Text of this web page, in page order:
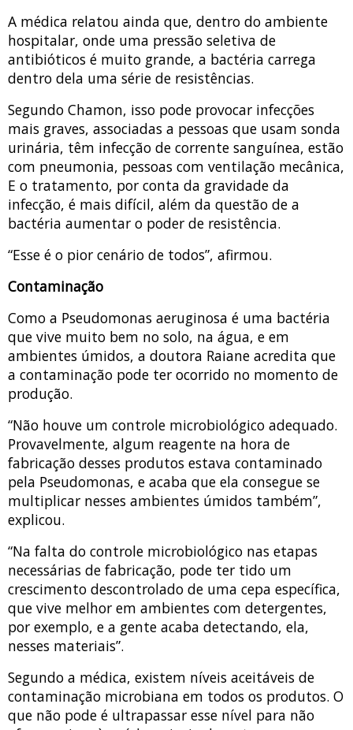
A médica relatou ainda que, dentro do ambiente
hospitalar, onde uma pressão seletiva de
antibióticos é muito grande, a bactéria carrega
dentro dela uma série de resistências.
Segundo Chamon, isso pode provocar infecções
mais graves, associadas a pessoas que usam sonda
urinária, têm infecção de corrente sanguínea, estão
com pneumonia, pessoas com ventilação mecânica,
E o tratamento, por conta da gravidade da
infecção, é mais difícil, além da questão de a
bactéria aumentar o poder de resistência.
“Esse é o pior cenário de todos”, afirmou.
Contaminação
Como a Pseudomonas aeruginosa é uma bactéria
que vive muito bem no solo, na água, e em
ambientes úmidos, a doutora Raiane acredita que
a contaminação pode ter ocorrido no momento de
produção.
“Não houve um controle microbiológico adequado.
Provavelmente, algum reagente na hora de
fabricação desses produtos estava contaminado
pela Pseudomonas, e acaba que ela consegue se
multiplicar nesses ambientes úmidos também”,
explicou.
“Na falta do controle microbiológico nas etapas
necessárias de fabricação, pode ter tido um
crescimento descontrolado de uma cepa específica,
que vive melhor em ambientes com detergentes,
por exemplo, e a gente acaba detectando, ela,
nesses materiais”.
Segundo a médica, existem níveis aceitáveis de
contaminação microbiana em todos os produtos. O
que não pode é ultrapassar esse nível para não